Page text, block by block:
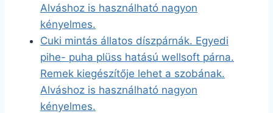
Alváshoz is használható nagyon
kényelmes.
Cuki mintás állatos díszpárnák. Egyedi
pihe- puha plüss hatású wellsoft párna.
Remek kiegészítője lehet a szobának.
Alváshoz is használható nagyon
kényelmes.